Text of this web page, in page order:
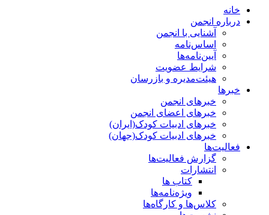
خانه
درباره انجمن
آشنایی با انجمن
اساس‌نامه
آیین‌نامه‌ها
شرایط عضویت
هیئت‌مدیره و بازرسان
خبرها
خبرهای انجمن
خبرهای اعضای انجمن
خبرهای ادبیات کودک(ایران)
خبرهای ادبیات کودک(جهان)
فعالیت‌ها
گزارش فعالیت‌ها
انتشارات
کتاب ها
ویژه‌نامه‌ها
کلاس‌ها و کارگاه‌ها